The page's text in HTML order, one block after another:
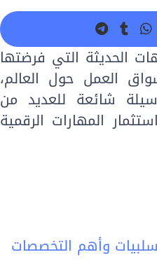
الحديثة التي فرضتها
العمل حول العالم،
شائعة للعديد من
المهارات الرقمية
وأهم التخصصات